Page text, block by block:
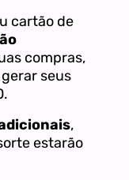
cartão de
compras,
seus
,
estarão